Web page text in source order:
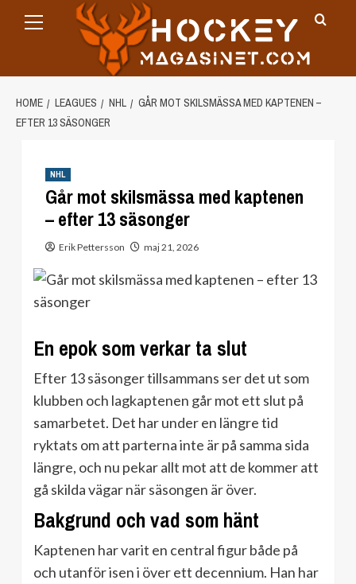
Menu
HOME LEAGUES NHL
GÅR MOT SKILSMÄSSA MED KAPTENEN –
EFTER 13 SÄSONGER
NHL
Går mot skilsmässa med kaptenen
– efter 13 säsonger
Erik Pettersson maj 21, 2026
En epok som verkar ta slut
Efter 13 säsonger tillsammans ser det ut som
klubben och lagkaptenen går mot ett slut på
samarbetet. Det har under en längre tid
ryktats om att parterna inte är på samma sida
längre, och nu pekar allt mot att de kommer att
gå skilda vägar när säsongen är över.
Bakgrund och vad som hänt
Kaptenen har varit en central figur både på
och utanför isen i över ett decennium. Han har